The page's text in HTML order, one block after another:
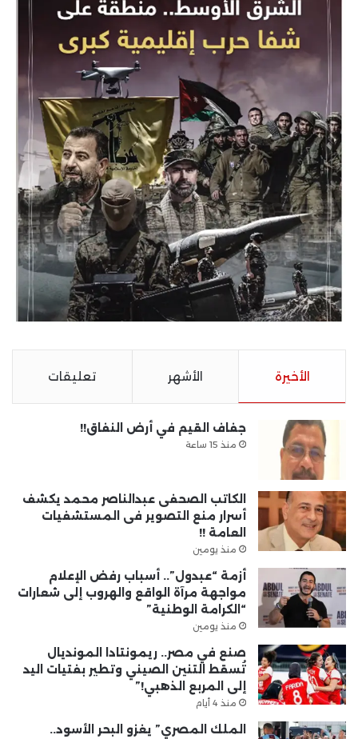
الأخيرة الأشهر تعليقات
جفاف القيم في أرض النفاق!!
منذ 15 ساعة
الكاتب الصحفى عبدالناصر محمد يكشف
أسرار منع التصوير فى المستشفيات
العامة !!
منذ يومين
أزمة “عبدول”.. أسباب رفض الإعلام
مواجهة مرآة الواقع والهروب إلى شعارات
“الكرامة الوطنية”
منذ يومين
صنع في مصر.. ريمونتادا المونديال
تُسقط التنين الصيني وتطير بفتيات اليد
إلى المربع الذهبي!”
منذ 4 أيام
الملك المصري” يغزو البحر الأسود..